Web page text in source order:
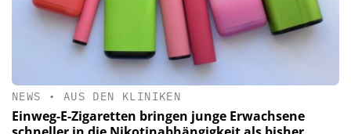
NEWS • AUS DEN KLINIKEN
Einweg-E-Zigaretten bringen junge Erwachsene